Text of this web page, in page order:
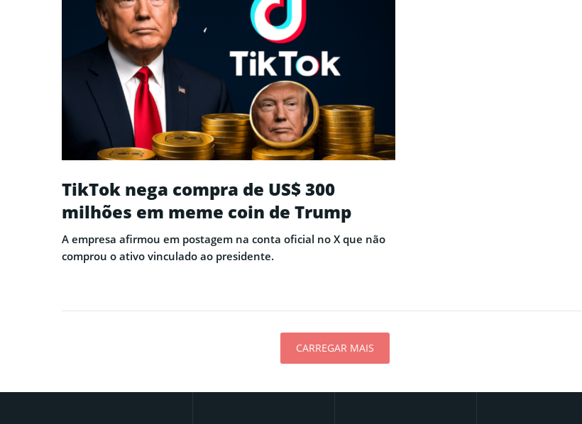
TikTok nega compra de US$ 300
milhões em meme coin de Trump
A empresa afirmou em postagem na conta oficial no X que não
comprou o ativo vinculado ao presidente.
CARREGAR MAIS